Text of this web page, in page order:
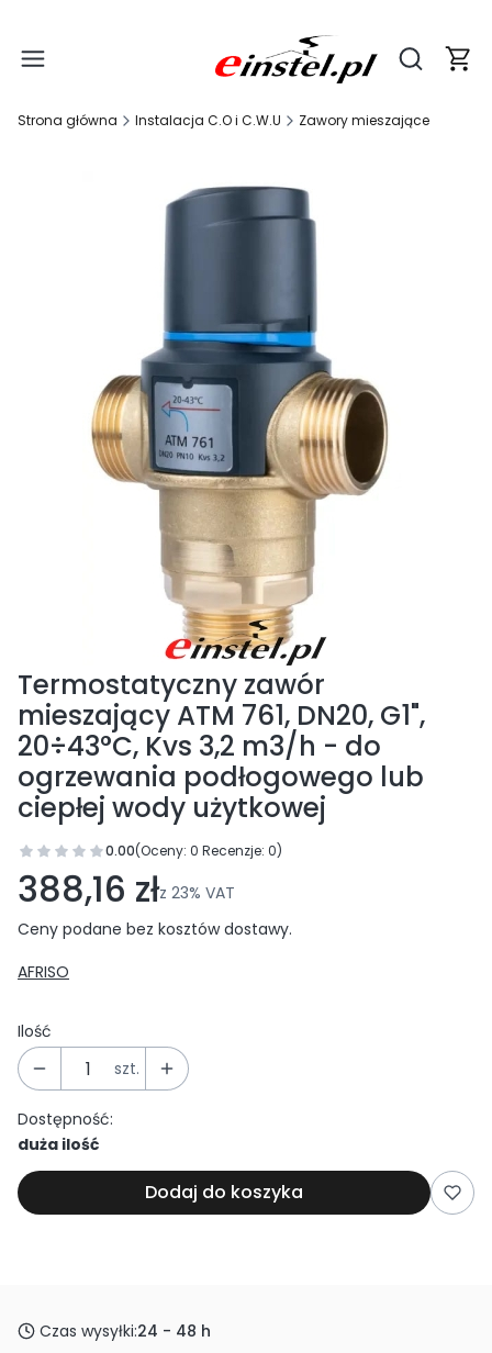
Otwórz
Strona główna Instalacja C.O i C.W.U Zawory mieszające
Termostatyczny zawór
mieszający ATM 761, DN20, G1",
20÷43°C, Kvs 3,2 m3/h - do
ogrzewania podłogowego lub
ciepłej wody użytkowej
0.00(Oceny: 0 Recenzje: 0)
Przejdź do sekcji Opinie
388,16 złz 23% VAT
Ceny podane bez kosztów dostawy.
AFRISO
Ilość
szt.
Dostępność:
duża ilość
Dodaj do koszyka
Czas wysyłki:24 - 48 h